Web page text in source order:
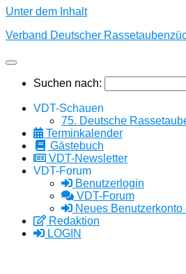
Unter dem Inhalt
Verband Deutscher
Suchen nach:
VDT-Schauen
75. Deutsche
Terminkalender
Gästebuch
VDT-Newsletter
VDT-Forum
Benutzerlogin
VDT-Forum
Neues Benutzerkonto
Redaktion
LOGIN